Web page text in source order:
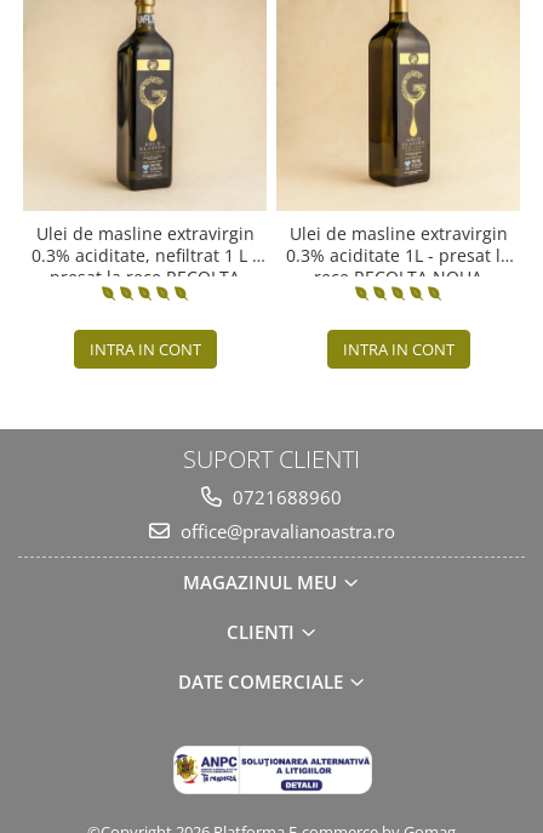
Ulei de masline extravirgin
0.3% aciditate, nefiltrat 1 L -
presat la rece RECOLTA
NOUA
INTRA IN CONT
Ulei de masline extravirgin
0.3% aciditate 1L - presat la
rece RECOLTA NOUA
INTRA IN CONT
SUPORT CLIENTI
0721688960
office@pravalianoastra.ro
MAGAZINUL MEU
CLIENTI
DATE COMERCIALE